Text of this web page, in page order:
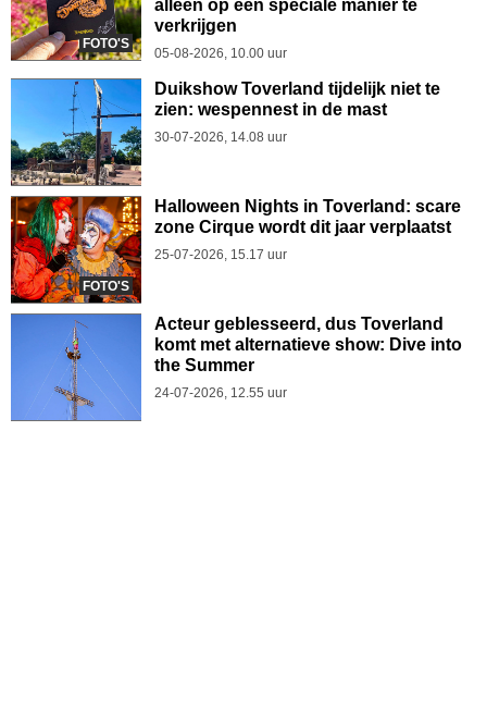
FOTO'S
alleen op een speciale manier te
verkrijgen
05-08-2026, 10.00 uur
Duikshow Toverland tijdelijk niet te
zien: wespennest in de mast
30-07-2026, 14.08 uur
FOTO'S
Halloween Nights in Toverland: scare
zone Cirque wordt dit jaar verplaatst
25-07-2026, 15.17 uur
Acteur geblesseerd, dus Toverland
komt met alternatieve show: Dive into
the Summer
24-07-2026, 12.55 uur